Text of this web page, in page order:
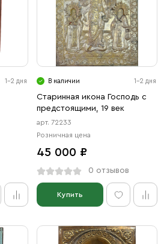
1-2 дня В наличии 1-2 дня
Старинная икона Господь с
предстоящими, 19 век
арт. 72233
Розничная цена
45 000 ₽
0 отзывов
Купить